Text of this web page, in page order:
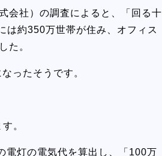
会社）の調査によると、「回る十
は約350万世帯が住み、オフィス
た。
ったそうです。
。
電灯の電気代を算出し、「100万